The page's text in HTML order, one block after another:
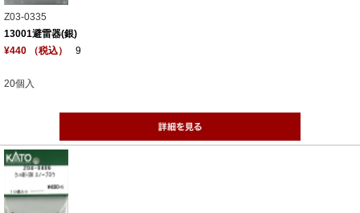
Z03-0335
13001避雷器(銀)
¥440 （税込）
9
20個入